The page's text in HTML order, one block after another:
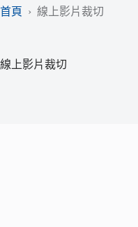
首頁 › 線上影片裁切
線上影片裁切